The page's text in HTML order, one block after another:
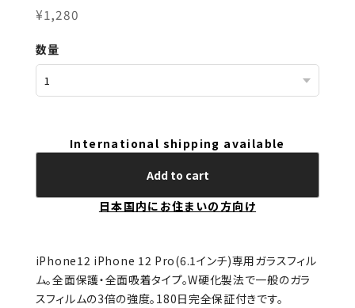
¥1,280
数量
International shipping available
Add to cart
日本国内にお住まいの方向け
iPhone12 iPhone 12 Pro(6.1インチ)専用ガラスフィル
ム。全面保護・全面吸着タイプ。W硬化製法で一般のガラ
スフィルムの3倍の強度。180日完全保証付きです。